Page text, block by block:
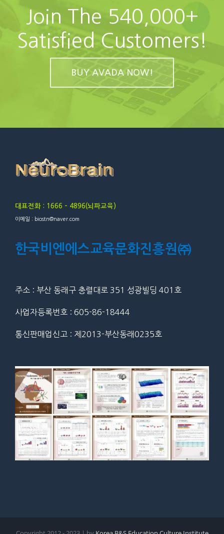
Join The 540,000+
Satisfied Customers!
BUY AVADA NOW!
대표전화 : 1666 – 4896(뇌파교육)
이메일 : biostn@naver.com
한국비엔에스교육문화진흥원㈜
주소 : 부산 동래구 충렬대로 351 성광빌딩 401호
사업자등록번호 : 605-86-18444
통신판매업신고 : 제2013-부산동래0235호